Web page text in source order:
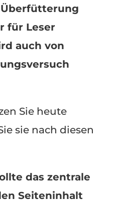
Überfütterung
für Leser
auch von
Sie heute
sie nach diesen
das zentrale
Seiteninhalt